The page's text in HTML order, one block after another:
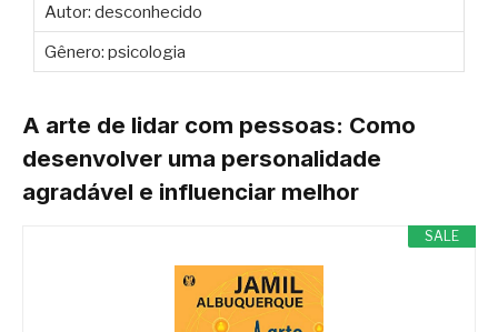
Autor: desconhecido
Gênero: psicologia
A arte de lidar com pessoas: Como
desenvolver uma personalidade
agradável e influenciar melhor
SALE